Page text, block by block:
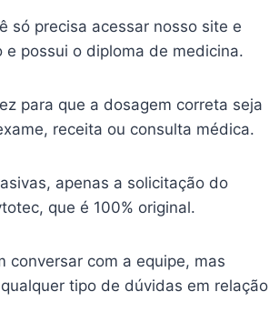
só precisa acessar nosso site e
possui o diploma de medicina.
para que a dosagem correta seja
receita ou consulta médica.
apenas a solicitação do
que é 100% original.
conversar com a equipe, mas
tipo de dúvidas em relação